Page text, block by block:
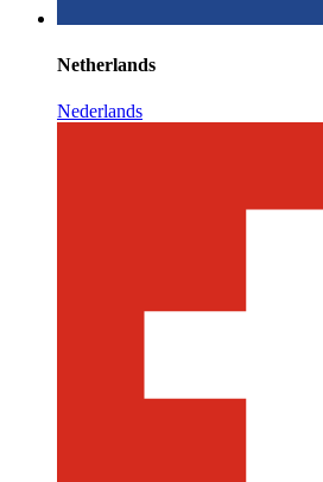
Netherlands
Nederlands